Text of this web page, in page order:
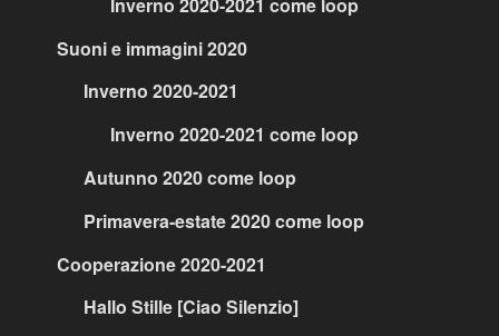
Suoni e immagini 2020
Inverno 2020-2021
Inverno 2020-2021 come loop
Autunno 2020 come loop
Primavera-estate 2020 come loop
Cooperazione 2020-2021
Hallo Stille [Ciao Silenzio]